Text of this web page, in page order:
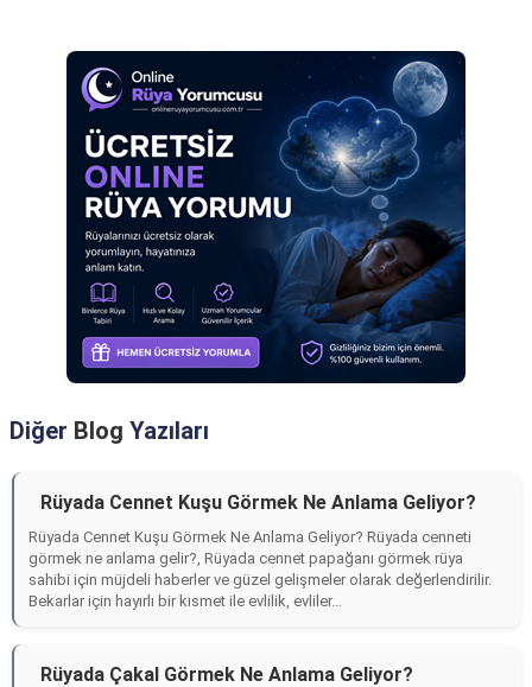
Diğer Blog Yazıları
Rüyada Cennet Kuşu Görmek Ne Anlama Geliyor?
Rüyada Cennet Kuşu Görmek Ne Anlama Geliyor? Rüyada cenneti
görmek ne anlama gelir?, Rüyada cennet papağanı görmek rüya
sahibi için müjdeli haberler ve güzel gelişmeler olarak değerlendirilir.
Bekarlar için hayırlı bir kısmet ile evlilik, evliler...
Rüyada Çakal Görmek Ne Anlama Geliyor?